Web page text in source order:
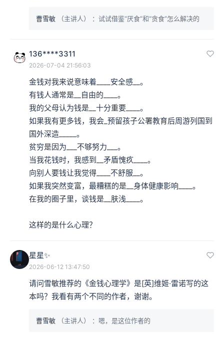
曹雪敏 （主讲人） ：试试借鉴“厌食”和“贪食”怎么解决的
136****3311
2026-07-04 21:56:03
金钱对我来说意味着____安全感__。
有钱人通常是__自由的____。
我的父母认为钱是__十分重要____。
如果我有更多钱，我会_预留孩子公署教育后周游列国到
国外深造_____。
贫穷是因为___不够努力___。
当我花钱时，我感到__矛盾愧疚____。
向别人要钱让我觉得____不舒服__。
如果我突然变富，最糟糕的是__身体健康影响____。
在我的圈子里，谈钱是__肤浅____。
这样的是什么心理？
星星✨
2026-06-12 13:47:50
请问雪敏推荐的《金钱心理学》是[英]维姬·雷诺写的这
本吗？我看有两个不同的作者，谢谢。
曹雪敏 （主讲人） ：嗯，是这位作者的